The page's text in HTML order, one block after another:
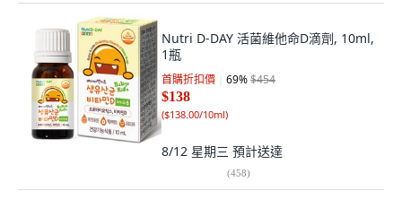
Nutri D-DAY 活菌維他命D滴劑, 10ml,
1瓶
首購折扣價 69%$454
$138
($138.00/10ml)
8/12 星期三 預計送達
(458)